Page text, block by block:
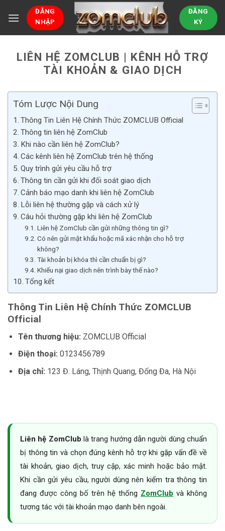
qua
ĐĂNG
NHẬP
ĐĂNG
KÝ
LIÊN HỆ ZOMCLUB | KÊNH HỖ TRỢ
TÀI KHOẢN & GIAO DỊCH
Tóm Lược Nội Dung
Thông Tin Liên Hệ Chính Thức ZOMCLUB Official
Thông tin liên hệ ZomClub
Khi nào cần liên hệ ZomClub?
Các kênh liên hệ ZomClub trên hệ thống
Quy trình gửi yêu cầu hỗ trợ
Thông tin cần gửi khi đối soát giao dịch
Cảnh báo mạo danh khi liên hệ ZomClub
Lỗi liên hệ thường gặp và cách xử lý
Câu hỏi thường gặp khi liên hệ ZomClub
Liên hệ ZomClub cần gửi những thông tin gì?
Có nên gửi mật khẩu hoặc mã xác nhận cho hỗ trợ
không?
Tài khoản bị khóa thì cần chuẩn bị gì?
Khiếu nại giao dịch nên trình bày thế nào?
Tổng kết
Thông Tin Liên Hệ Chính Thức ZOMCLUB
Official
Tên thương hiệu: ZOMCLUB Official
Điện thoại: 0123456789
Địa chỉ: 123 Đ. Láng, Thịnh Quang, Đống Đa, Hà Nội
Liên hệ ZomClub là trang hướng dẫn người dùng chuẩn
bị thông tin và chọn đúng kênh hỗ trợ khi gặp vấn đề về
tài khoản, giao dịch, truy cập, xác minh hoặc bảo mật.
Khi cần gửi yêu cầu, người dùng nên kiểm tra thông tin
đang được công bố trên hệ thống ZomClub và không
tương tác với tài khoản mạo danh bên ngoài.